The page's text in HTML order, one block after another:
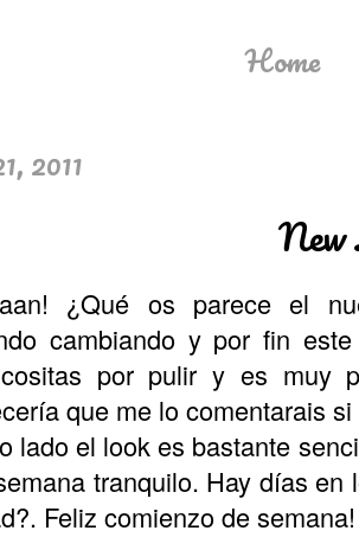
Home
2011
¿Qué os parece el
cambiando y por fin
por pulir y es muy
que me lo comentarais
lado el look es bastante
tranquilo. Hay días
Feliz comienzo de semana!